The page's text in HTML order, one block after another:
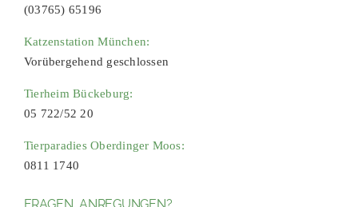
(03765) 65196
Katzenstation München:
Vorübergehend geschlossen
Tierheim Bückeburg:
05 722/52 20
Tierparadies Oberdinger Moos:
0811 1740
FRAGEN, ANREGUNGEN?